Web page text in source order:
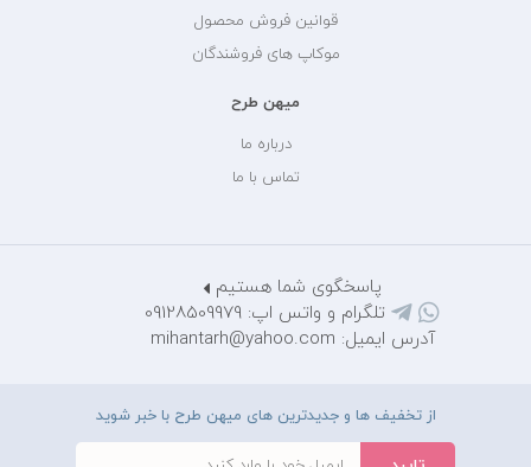
قوانین فروش محصول
موکاپ های فروشندگان
میهن طرح
درباره ما
تماس با ما
پاسخگوی شما هستیم
تلگرام و واتس اپ: 09128509979
آدرس ایمیل: mihantarh@yahoo.com
از تخفیف ها و جدیدترین های میهن طرح با خبر شوید